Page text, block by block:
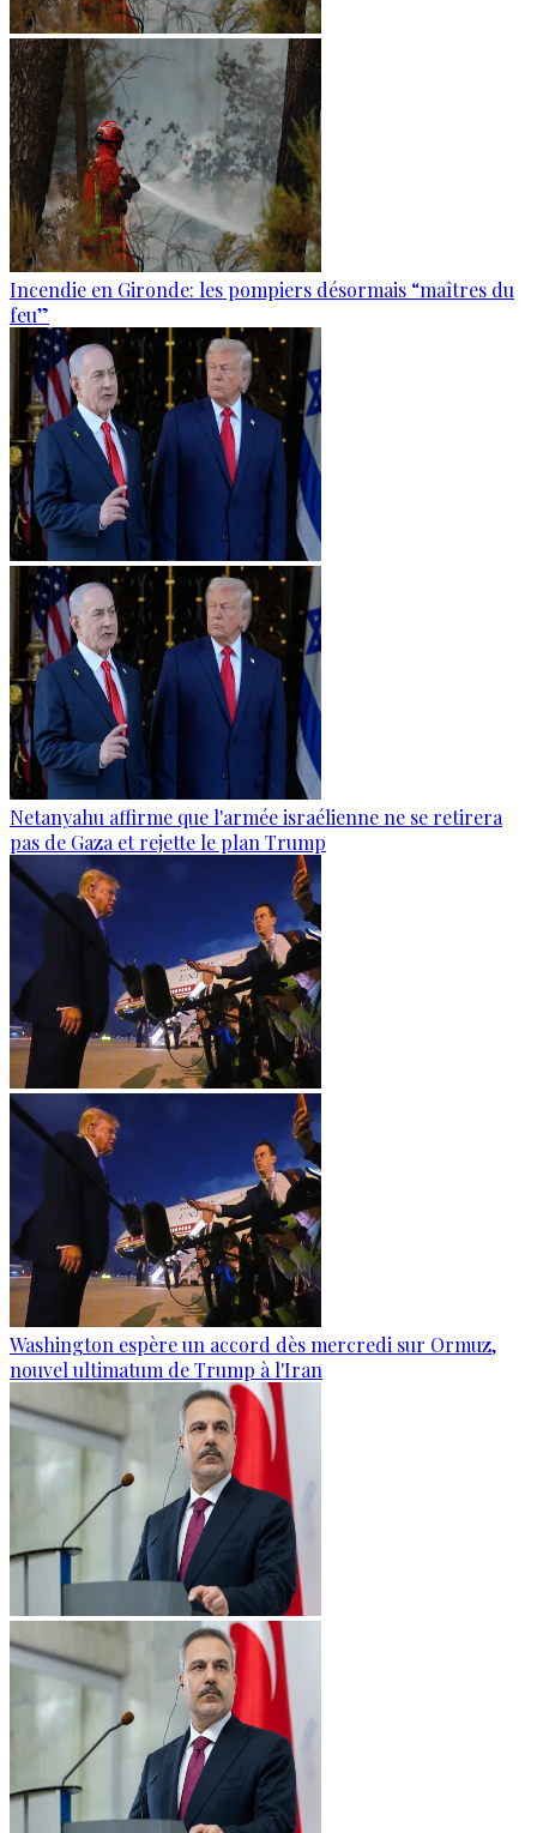
Incendie en Gironde: les pompiers désormais “maîtres du
feu”
Netanyahu affirme que l'armée israélienne ne se retirera
pas de Gaza et rejette le plan Trump
Washington espère un accord dès mercredi sur Ormuz,
nouvel ultimatum de Trump à l'Iran